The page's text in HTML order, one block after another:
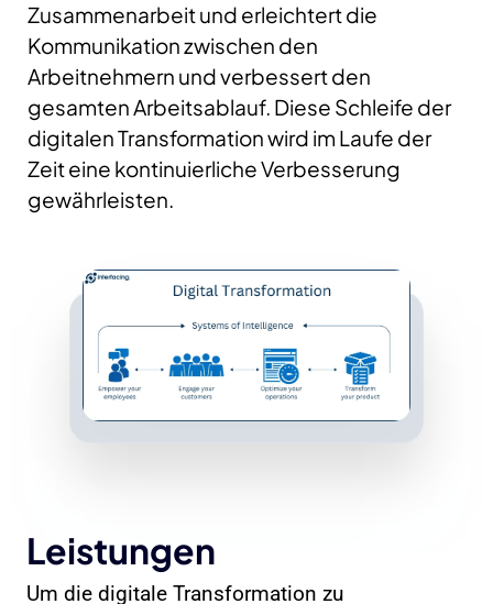
Zusammenarbeit und erleichtert die
Kommunikation zwischen den
Arbeitnehmern und verbessert den
gesamten Arbeitsablauf. Diese Schleife der
digitalen Transformation wird im Laufe der
Zeit eine kontinuierliche Verbesserung
gewährleisten.
Leistungen
Um die digitale Transformation zu